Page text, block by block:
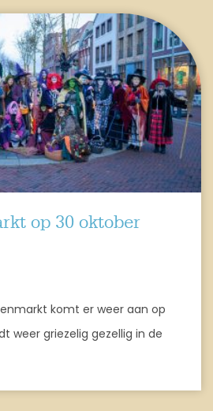
op 30 oktober
komt er weer aan op
weer griezelig gezellig in de